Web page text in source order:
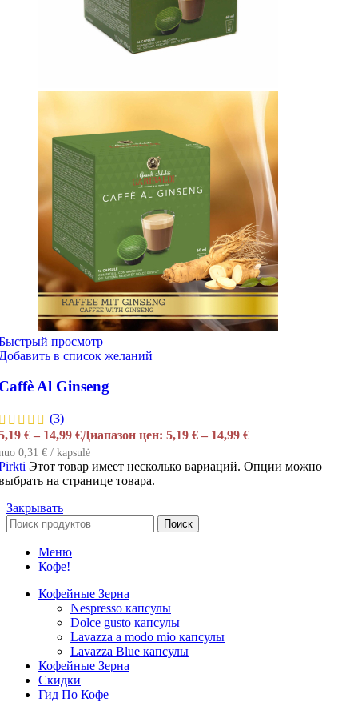
просмотр
в список желаний
Al Ginseng
(3)
€ – 14,99 €Диапазон цен: 5,19 € – 14,99 €
0,31 € / kapsulė
Этот товар имеет несколько вариаций. Опции можно
на странице товара.
Закрывать
Поиск
Меню
Кофе!
Кофейные Зерна
Nespresso капсулы
Dolce gusto капсулы
Lavazza a modo mio капсулы
Lavazza Blue капсулы
Кофейные Зерна
Скидки
Гид По Кофе